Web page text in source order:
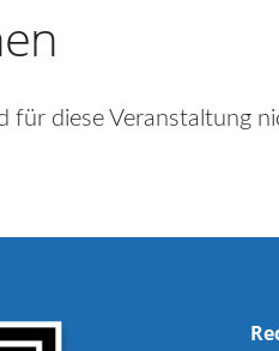
für diese Veranstaltung